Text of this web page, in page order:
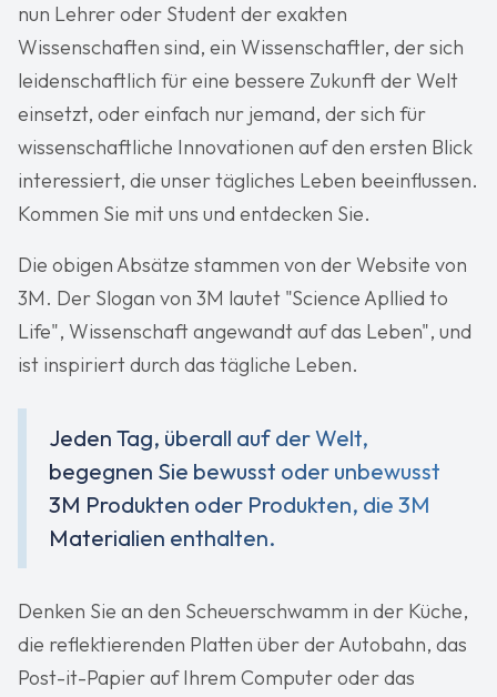
nun Lehrer oder Student der exakten
Wissenschaften sind, ein Wissenschaftler, der sich
leidenschaftlich für eine bessere Zukunft der Welt
einsetzt, oder einfach nur jemand, der sich für
wissenschaftliche Innovationen auf den ersten Blick
interessiert, die unser tägliches Leben beeinflussen.
Kommen Sie mit uns und entdecken Sie.
Die obigen Absätze stammen von der Website von
3M. Der Slogan von 3M lautet "Science Apllied to
Life", Wissenschaft angewandt auf das Leben", und
ist inspiriert durch das tägliche Leben.
Jeden Tag, überall auf der Welt,
begegnen Sie bewusst oder unbewusst
3M Produkten oder Produkten, die 3M
Materialien enthalten.
Denken Sie an den Scheuerschwamm in der Küche,
die reflektierenden Platten über der Autobahn, das
Post-it-Papier auf Ihrem Computer oder das